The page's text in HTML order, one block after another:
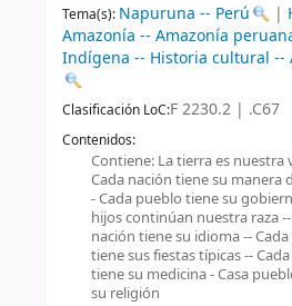
Tema(s): Napuruna -- Perú |
Amazonía -- Amazonía
Indígena -- Historia cultural --
Clasificación LoC:F 2230.2 | .C67
Contenidos:
Contiene: La tierra es nuestra
Cada nación tiene su manera
- Cada pueblo tiene su
hijos continúan nuestra raza
nación tiene su idioma --
tiene sus fiestas típicas --
tiene su medicina - Casa
su religión